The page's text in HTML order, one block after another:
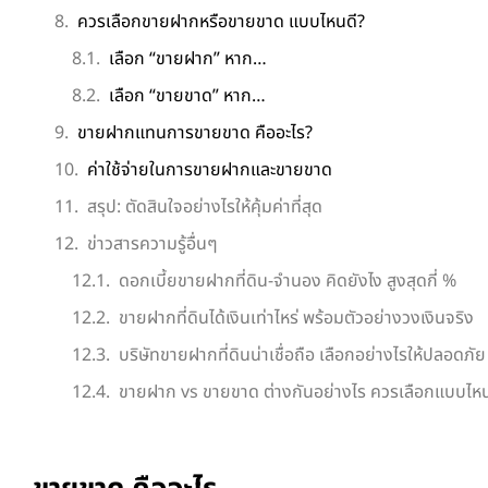
ควรเลือกขายฝากหรือขายขาด แบบไหนดี?
เลือก “ขายฝาก” หาก…
เลือก “ขายขาด” หาก…
ขายฝากแทนการขายขาด คืออะไร?
ค่าใช้จ่ายในการขายฝากและขายขาด
สรุป: ตัดสินใจอย่างไรให้คุ้มค่าที่สุด
ข่าวสารความรู้อื่นๆ
ดอกเบี้ยขายฝากที่ดิน-จำนอง คิดยังไง สูงสุดกี่ %
ขายฝากที่ดินได้เงินเท่าไหร่ พร้อมตัวอย่างวงเงินจริง
บริษัทขายฝากที่ดินน่าเชื่อถือ เลือกอย่างไรให้ปลอดภัย
ขายฝาก vs ขายขาด ต่างกันอย่างไร ควรเลือกแบบไ